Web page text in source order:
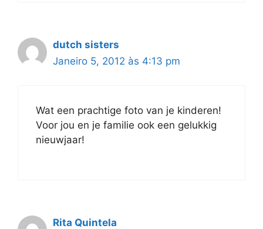
dutch sisters
Janeiro 5, 2012 às 4:13 pm
Wat een prachtige foto van je kinderen!
Voor jou en je familie ook een gelukkig
nieuwjaar!
Rita Quintela